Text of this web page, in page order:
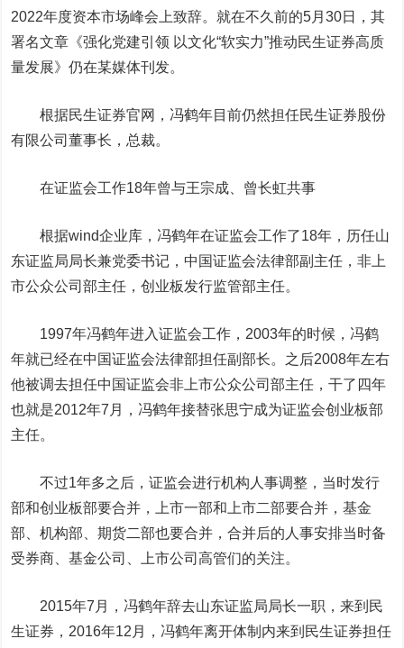
2022年度资本市场峰会上致辞。就在不久前的5月30日，其
署名文章《强化党建引领 以文化“软实力”推动民生证券高质
量发展》仍在某媒体刊发。
根据民生证券官网，冯鹤年目前仍然担任民生证券股份
有限公司董事长，总裁。
在证监会工作18年曾与王宗成、曾长虹共事
根据wind企业库，冯鹤年在证监会工作了18年，历任山
东证监局局长兼党委书记，中国证监会法律部副主任，非上
市公众公司部主任，创业板发行监管部主任。
1997年冯鹤年进入证监会工作，2003年的时候，冯鹤
年就已经在中国证监会法律部担任副部长。之后2008年左右
他被调去担任中国证监会非上市公众公司部主任，干了四年
也就是2012年7月，冯鹤年接替张思宁成为证监会创业板部
主任。
不过1年多之后，证监会进行机构人事调整，当时发行
部和创业板部要合并，上市一部和上市二部要合并，基金
部、机构部、期货二部也要合并，合并后的人事安排当时备
受券商、基金公司、上市公司高管们的关注。
2015年7月，冯鹤年辞去山东证监局局长一职，来到民
生证券，2016年12月，冯鹤年离开体制内来到民生证券担任